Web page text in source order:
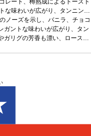
レート、樽熟成によるトースト
な味わいが広がり、タンニンは
。黒果実ジャムやガリグの芳香
レートの風味も感じられる。
ビエや肉料理、牛肉のカルパッ
ノーズを示し、バニラ、チョコ
ガントな味わいが広がり、タン
ガリグの芳香も漂い、ロースト